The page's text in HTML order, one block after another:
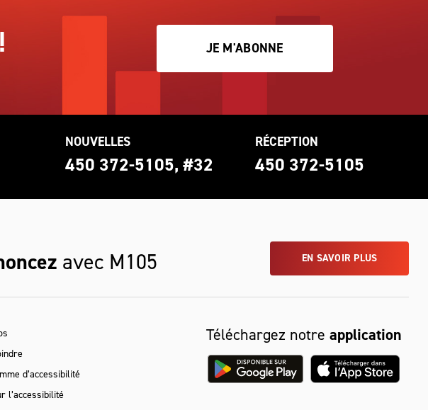
JE M'ABONNE
NOUVELLES
450 372-5105, #32
RÉCEPTION
450 372-5105
avec M105 EN SAVOIR PLUS
d’accessibilité
l’accessibilité
Téléchargez notre application